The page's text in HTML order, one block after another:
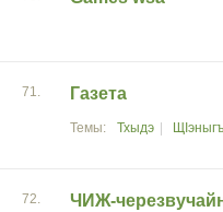
71. Газета
Тхыдэ
72. ЧИЖ-